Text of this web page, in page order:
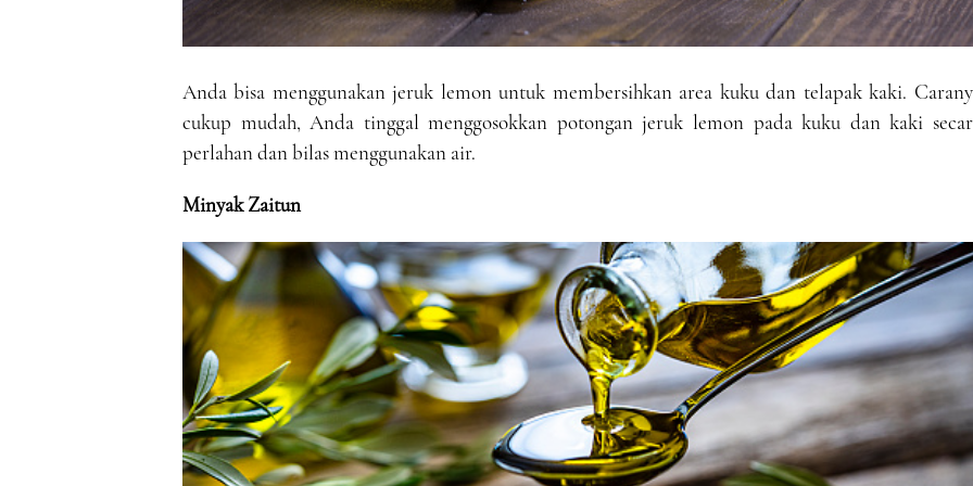
Anda bisa menggunakan jeruk lemon untuk membersihkan area kuku dan telapak kaki.
cukup mudah, Anda tinggal menggosokkan potongan jeruk lemon pada kuku dan kaki
perlahan dan bilas menggunakan air.
Minyak Zaitun